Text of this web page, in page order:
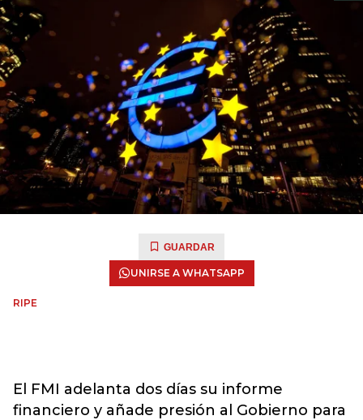
GUARDAR
UNIRSE A WHATSAPP
RIPE
El FMI adelanta dos días su informe
financiero y añade presión al Gobierno para